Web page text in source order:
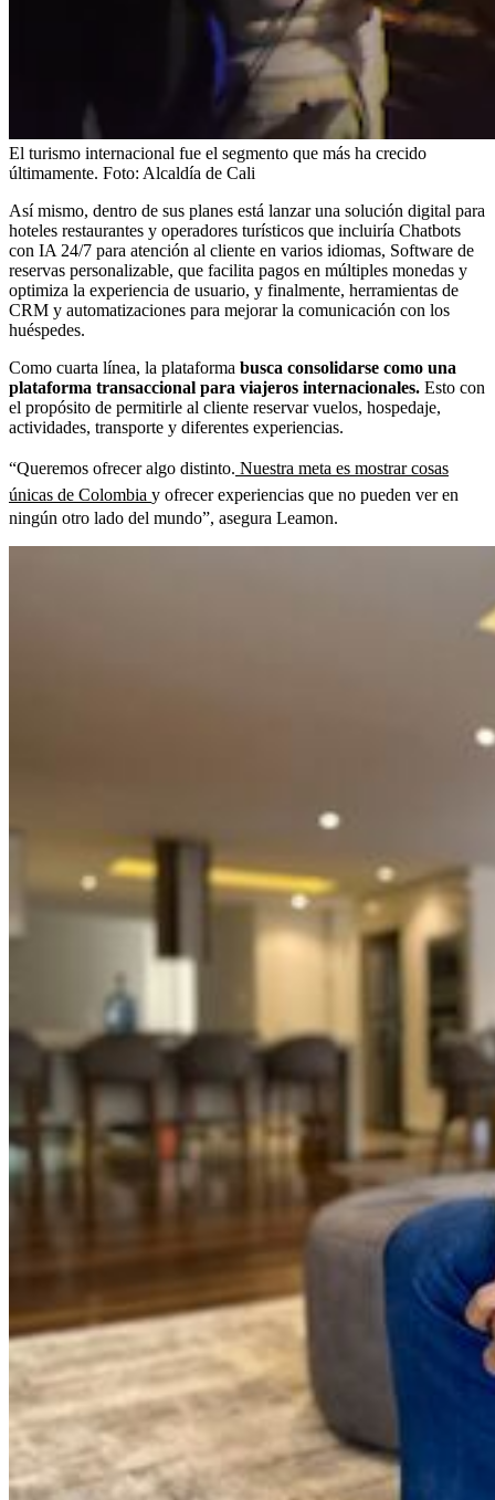
El turismo internacional fue el segmento que más ha crecido
últimamente. Foto: Alcaldía de Cali
Así mismo, dentro de sus planes está lanzar una solución digital para
hoteles restaurantes y operadores turísticos que incluiría Chatbots
con IA 24/7 para atención al cliente en varios idiomas, Software de
reservas personalizable, que facilita pagos en múltiples monedas y
optimiza la experiencia de usuario, y finalmente, herramientas de
CRM y automatizaciones para mejorar la comunicación con los
huéspedes.
Como cuarta línea, la plataforma busca consolidarse como una
plataforma transaccional para viajeros internacionales. Esto con
el propósito de permitirle al cliente reservar vuelos, hospedaje,
actividades, transporte y diferentes experiencias.
“Queremos ofrecer algo distinto. Nuestra meta es mostrar cosas
únicas de Colombia y ofrecer experiencias que no pueden ver en
ningún otro lado del mundo”, asegura Leamon.